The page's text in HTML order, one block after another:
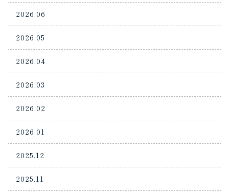
2026.06
2026.05
2026.04
2026.03
2026.02
2026.01
2025.12
2025.11